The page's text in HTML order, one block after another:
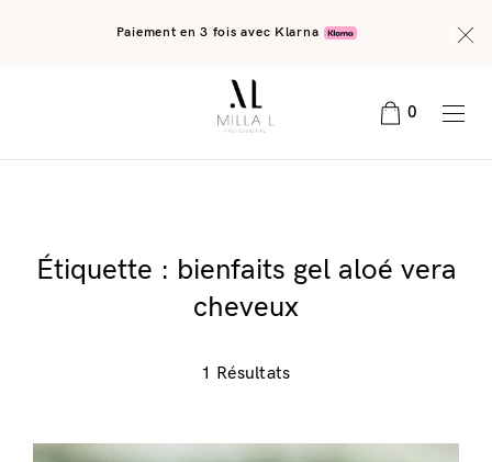
Paiement en 3 fois avec Klarna
0
Étiquette : bienfaits gel aloé vera
cheveux
1 Résultats